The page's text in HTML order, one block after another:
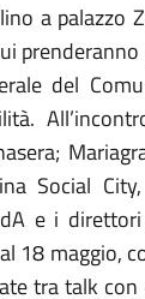
a palazzo
prenderanno
del
Social
e i
18 maggio,
tra talk